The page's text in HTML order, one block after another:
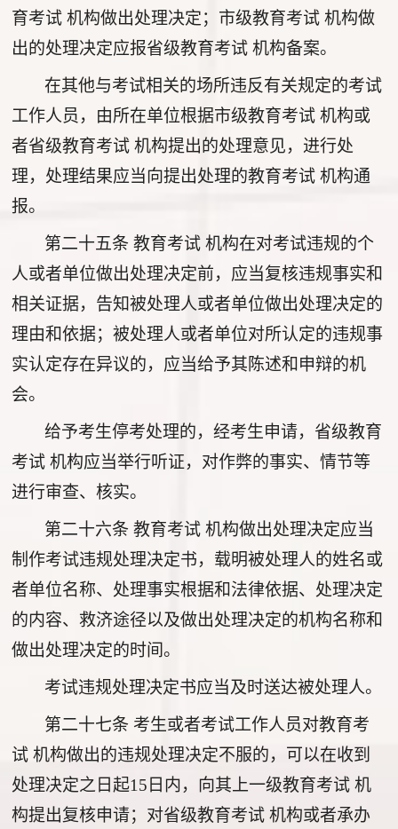
育考试 机构做出处理决定；市级教育考试 机构做
出的处理决定应报省级教育考试 机构备案。
在其他与考试相关的场所违反有关规定的考试
工作人员，由所在单位根据市级教育考试 机构或
者省级教育考试 机构提出的处理意见，进行处
理，处理结果应当向提出处理的教育考试 机构通
报。
第二十五条 教育考试 机构在对考试违规的个
人或者单位做出处理决定前，应当复核违规事实和
相关证据，告知被处理人或者单位做出处理决定的
理由和依据；被处理人或者单位对所认定的违规事
实认定存在异议的，应当给予其陈述和申辩的机
会。
给予考生停考处理的，经考生申请，省级教育
考试 机构应当举行听证，对作弊的事实、情节等
进行审查、核实。
第二十六条 教育考试 机构做出处理决定应当
制作考试违规处理决定书，载明被处理人的姓名或
者单位名称、处理事实根据和法律依据、处理决定
的内容、救济途径以及做出处理决定的机构名称和
做出处理决定的时间。
考试违规处理决定书应当及时送达被处理人。
第二十七条 考生或者考试工作人员对教育考
试 机构做出的违规处理决定不服的，可以在收到
处理决定之日起15日内，向其上一级教育考试 机
构提出复核申请；对省级教育考试 机构或者承办